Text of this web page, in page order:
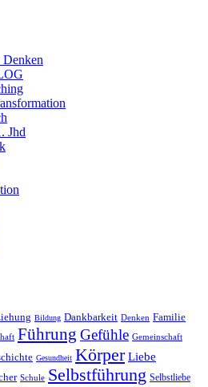
Denken
Jhd
Bildung Dankbarkeit Denken Familie
Führung Gefühle Gemeinschaft
Gesundheit Körper Liebe
Schule Selbstführung Selbstliebe